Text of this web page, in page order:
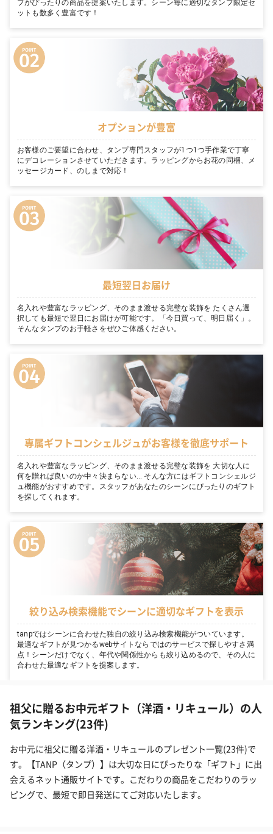
プがぴったりの商品を提案いたします。シーン毎に適切なタンプ限定セ
ットも数多く豊富です！
オプションが豊富
お客様のご要望に合わせ、タンプ専門スタッフが1つ1つ手作業で丁寧
にデコレーションさせていただきます。ラッピングからお花の同梱、メ
ッセージカード、のしまで対応！
最短翌日お届け
名入れや豊富なラッピング、そのまま渡せる完璧な装飾を たくさん選
択しても最短で翌日にお届けが可能です。「今日買って、明日届く」。
そんなタンプのお手軽さをぜひご体感ください。
専属ギフトコンシェルジュがお客様を徹底サポート
名入れや豊富なラッピング、そのまま渡せる完璧な装飾を 大切な人に
何を贈れば良いのか中々決まらない… そんな方にはギフトコンシェルジ
ュ機能がおすすめです。スタッフがあなたのシーンにぴったりのギフト
を探してくれます。
絞り込み検索機能でシーンに適切なギフトを表示
tanpではシーンに合わせた独自の絞り込み検索機能がついています。
最適なギフトが見つかるwebサイトならではのサービスで探しやすさ満
点！シーンだけでなく、年代や関係性からも絞り込めるので、その人に
合わせた最適なギフトを提案します。
祖父に贈るお中元ギフト（洋酒・リキュール）の人
気ランキング(23件)
お中元に祖父に贈る洋酒・リキュールのプレゼント一覧(23件)で
す。【TANP（タンプ）】は大切な日にぴったりな「ギフト」に出
会えるネット通販サイトです。こだわりの商品をこだわりのラッ
ピングで、最短で即日発送にてご対応いたします。